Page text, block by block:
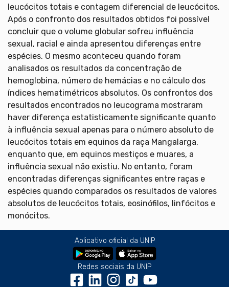
leucócitos totais e contagem diferencial de leucócitos.
Após o confronto dos resultados obtidos foi possível
concluir que o volume globular sofreu influência
sexual, racial e ainda apresentou diferenças entre
espécies. O mesmo aconteceu quando foram
analisados os resultados da concentração de
hemoglobina, número de hemácias e no cálculo dos
índices hematimétricos absolutos. Os confrontos dos
resultados encontrados no leucograma mostraram
haver diferença estatisticamente significante quanto
à influência sexual apenas para o número absoluto de
leucócitos totais em equinos da raça Mangalarga,
enquanto que, em equinos mestiços e muares, a
influência sexual não existiu. No entanto, foram
encontradas diferenças significantes entre raças e
espécies quando comparados os resultados de valores
absolutos de leucócitos totais, eosinófilos, linfócitos e
monócitos.
Aplicativo oficial da UNIP
Redes sociais da UNIP